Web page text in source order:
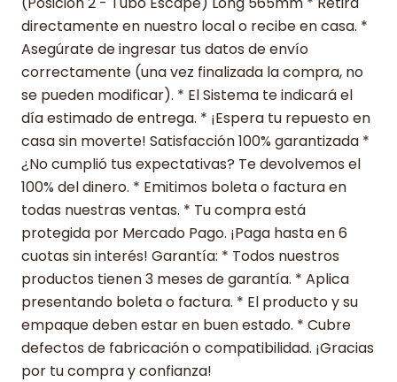
directamente en nuestro local o recibe en casa. *
Asegúrate de ingresar tus datos de envío
correctamente (una vez finalizada la compra, no
se pueden modificar). * El Sistema te indicará el
día estimado de entrega. * ¡Espera tu repuesto en
casa sin moverte! Satisfacción 100% garantizada *
¿No cumplió tus expectativas? Te devolvemos el
100% del dinero. * Emitimos boleta o factura en
todas nuestras ventas. * Tu compra está
protegida por Mercado Pago. ¡Paga hasta en 6
cuotas sin interés! Garantía: * Todos nuestros
productos tienen 3 meses de garantía. * Aplica
presentando boleta o factura. * El producto y su
empaque deben estar en buen estado. * Cubre
defectos de fabricación o compatibilidad. ¡Gracias
por tu compra y confianza!